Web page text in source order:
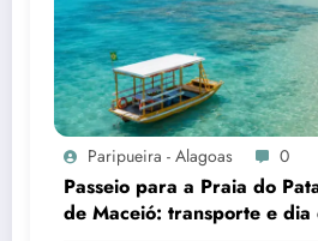
Paripueira - Alagoas 0
Passeio para a Praia do
de Maceió: transporte e dia